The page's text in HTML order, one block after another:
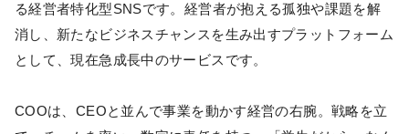
る経営者特化型SNSです。経営者が抱える孤独や課題を解
消し、新たなビジネスチャンスを生み出すプラットフォーム
として、現在急成長中のサービスです。
COOは、CEOと並んで事業を動かす経営の右腕。戦略を立